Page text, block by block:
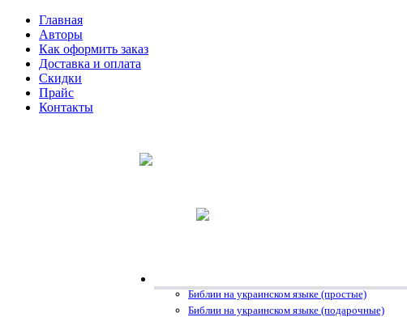
Главная
Авторы
Как оформить заказ
Доставка и оплата
Скидки
Прайс
Контакты
Библии на украинском языке (простые)
Библии на украинском языке (подарочные)